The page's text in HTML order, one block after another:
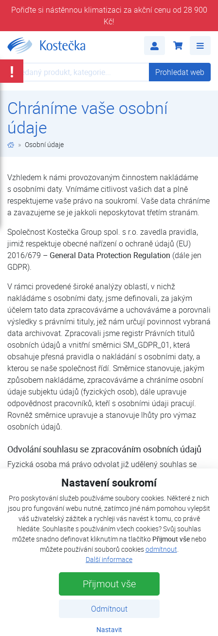
Nastavení soukromí
Pro poskytování služeb používáme soubory cookies. Některé z nich
jsou pro fungování webu nutné, zatímco jiné nám pomohou vylepšit
váš uživatelský zážitek a rychleji vás navést k tomu, co právě
hledáte. Souhlasíte s používáním všech cookies? Svůj souhlas
můžete snadno definovat kliknutím na tlačítko Přijmout všenebo
můžete používání souborů cookiesodmítnout.
Další informace
Přijmout vše
Odmítnout
Nastavit
Pořiďte si nástěnnou klimatizaci za akční cenu od 28 900
Kč!
Prohledat web Prohledat web
Chráníme vaše osobní
údaje
Osobní údaje
Vzhledem k námi provozovaným činnostem nakládáme
s osobními daty. Vnímáme citlivost vašich dat a plně
respektujeme vaše právo na soukromí. Vaše data chráníme
a zavazujeme se je jakkoli neposkytovat třetím stranám.
Společnost Kostečka Group spol. s r.o. zavedla pravidla,
jimiž respektuje obecné nařízení o ochraně údajů (EU)
2016/679 – General Data Protection Regulation (dále jen
GDPR).
V rámci provedené široké analýzy oblastí, v nichž
nakládáme s osobními daty, jsme definovali, za jakým
účelem tato data zpracováváme a uchováváme a porovnali
výsledky s právními tituly, jež nám určují povinnost vybraná
data archivovat. Zpracovali jsme registr Právních titulů
osobních údajů a vnitřní směrnici SM_GDPR_01, která
obsahuje přesná pravidla o nakládání s osobními daty, a
kterou se naše společnost řídí. Směrnice stanovuje, jakým
způsobem nakládáme, zpracováváme a chráníme osobní
údaje subjektu údajů (fyzických osob), dále upravuje
odpovědnost pracovníků, kteří s osobními údaji pracují.
Rovněž směrnice upravuje a stanovuje lhůty pro výmaz
osobních údajů.
Odvolání souhlasu se zpracováním osobních údajů
Fyzická osoba má právo odvolat již udělený souhlas se
zpracováním osobních údajů.
Odvolání souhlasu – stačí zaslat email na emailovou
adresuinfo@kostecka.neta uvézt konkrétní odvolání
souhlasu.
Příklad: Odvolávám souhlas se zpracováním osobních
údajů za účelem zasílání novinek a obchodního sdělení
Právo být zapomenut
Fyzická osoba má právo být zapomenuta (výmaz osobních
údajů ze všech databází).
O výmaz osobních údajů lze požádat emailem na
!